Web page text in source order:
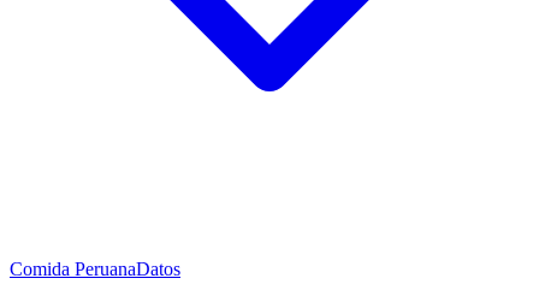
Comida PeruanaDatos